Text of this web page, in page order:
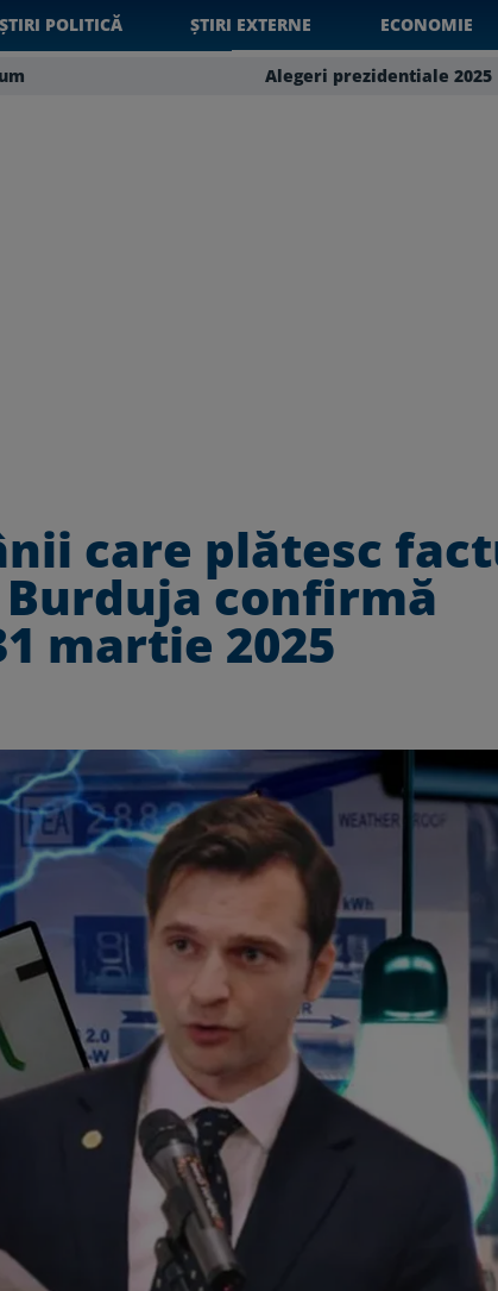
ȘTIRI POLITICĂ ȘTIRI EXTERNE ECONOMIE
Alegeri prezidentiale 2025
care plătesc
confirmă
martie 2025